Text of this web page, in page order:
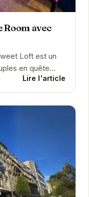
avec
Loft est un
en quête
et son...
Lire l'article